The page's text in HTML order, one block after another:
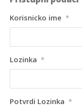
Korisnicko ime *
Lozinka *
Potvrdi Lozinka *